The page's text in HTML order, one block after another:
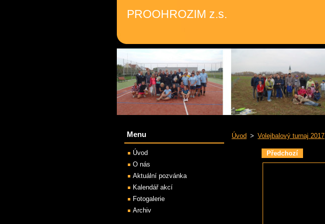
PROOHROZIM z.s.
Úvod > Volejbalový turnaj 2017
Předchozí
Menu
Úvod
O nás
Aktuální pozvánka
Kalendář akcí
Fotogalerie
Archiv